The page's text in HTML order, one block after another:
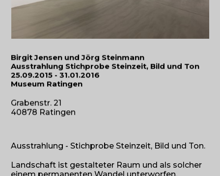
Birgit Jensen und Jörg Steinmann
Ausstrahlung Stichprobe Steinzeit, Bild und Ton
25.09.2015 - 31.01.2016
Museum Ratingen
Grabenstr. 21
40878 Ratingen
Ausstrahlung - Stichprobe Steinzeit, Bild und Ton.
Landschaft ist gestalteter Raum und als solcher